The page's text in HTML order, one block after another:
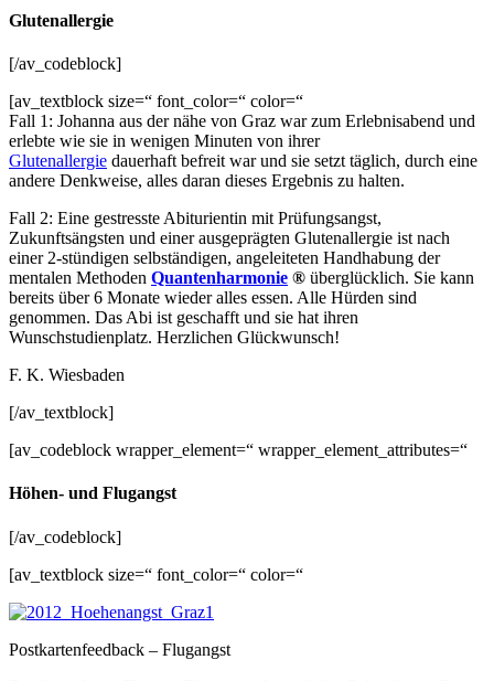
Glutenallergie
[/av_codeblock]
[av_textblock size=“ font_color=“ color=“
Fall 1: Johanna aus der nähe von Graz war zum Erlebnisabend und
erlebte wie sie in wenigen Minuten von ihrer
Glutenallergie dauerhaft befreit war und sie setzt täglich, durch eine
andere Denkweise, alles daran dieses Ergebnis zu halten.
Fall 2: Eine gestresste Abiturientin mit Prüfungsangst,
Zukunftsängsten und einer ausgeprägten Glutenallergie ist nach
einer 2-stündigen selbständigen, angeleiteten Handhabung der
mentalen Methoden Quantenharmonie ® überglücklich. Sie kann
bereits über 6 Monate wieder alles essen. Alle Hürden sind
genommen. Das Abi ist geschafft und sie hat ihren
Wunschstudienplatz. Herzlichen Glückwunsch!
F. K. Wiesbaden
[/av_textblock]
[av_codeblock wrapper_element=“ wrapper_element_attributes=“
Höhen- und Flugangst
[/av_codeblock]
[av_textblock size=“ font_color=“ color=“
Postkartenfeedback – Flugangst